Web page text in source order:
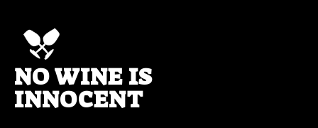
No
wine
is
NO WINE IS
INNOCENT